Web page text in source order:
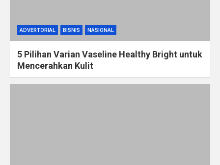
ADVERTORIAL BISNIS NASIONAL
5 Pilihan Varian Vaseline Healthy Bright untuk
Mencerahkan Kulit